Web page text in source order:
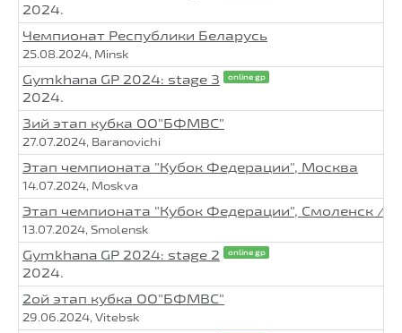
2024.
Чемпионат Республики Беларусь
25.08.2024, Minsk
Gymkhana GP 2024: stage 3 online gp
2024.
3ий этап кубка ОО"БФМВС"
27.07.2024, Baranovichi
Этап чемпионата "Кубок Федерации", Москва
14.07.2024, Moskva
Этап чемпионата "Кубок Федерации", Смоленск /
13.07.2024, Smolensk
Gymkhana GP 2024: stage 2 online gp
2024.
2ой этап кубка ОО"БФМВС"
29.06.2024, Vitebsk